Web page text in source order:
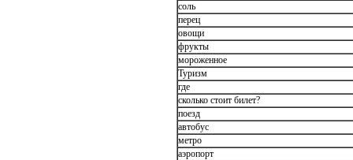
соль
перец
овощи
фрукты
мороженное
Туризм
где
сколько стоит билет?
поезд
автобус
метро
аэропорт